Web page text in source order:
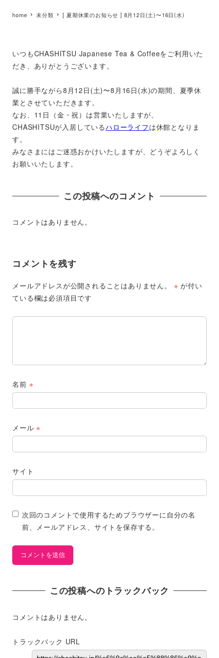
home 未分類 [ 夏期休業のお知らせ ] 8月12日(土)〜16日(水)
いつもCHASHITSU Japanese Tea & Coffeeをご利用いた
だき、ありがとうございます。
誠に勝手ながら8月12日(土)〜8月16日(水)の期間、夏季休
業とさせていただきます。
なお、11日（金・祝）は営業いたしますが、
CHASHITSUが入居しているハローライフは休館となりま
す。
みなさまにはご迷惑おかけいたしますが、どうぞよろしく
お願いいたします。
この投稿へのコメント
コメントはありません。
コメントを残す
メールアドレスが公開されることはありません。 ※ が付い
ている欄は必須項目です
名前 ※
メール※
サイト
次回のコメントで使用するためブラウザーに自分の名
前、メールアドレス、サイトを保存する。
この投稿へのトラックバック
コメントはありません。
トラックバック URL